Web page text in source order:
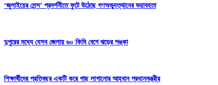
‘জুলাইয়ের লেন্স’ প্রদর্শনীতে ফুটে উঠেছে গণঅভ্যুত্থানের ভয়াবহতা
দুপুরের মধ্যে যেসব জেলায় ৬০ কিমি বেগে ঝড়ের শঙ্কা
শিক্ষার্থীদের প্রতিবছর একটি করে গাছ লাগানোর আহ্বান প্রধানমন্ত্রীর